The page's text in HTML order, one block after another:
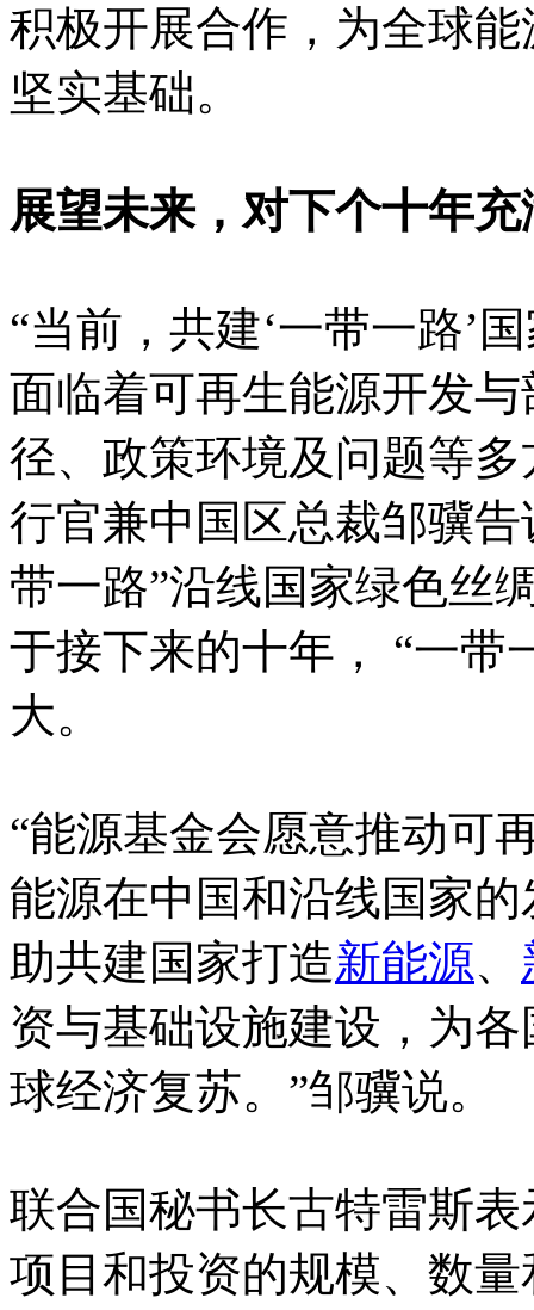
积极开展合作，为全球
坚实基础。
展望未来，对下个十年
“当前，共建‘一带一路’
面临着可再生能源开发
径、政策环境及问题等
行官兼中国区总裁邹骥
带一路”沿线国家绿色丝
于接下来的十年， “一带
大。
“能源基金会愿意推动可
能源在中国和沿线国家
助共建国家打造新能源、
资与基础设施建设，为
球经济复苏。”邹骥说。
联合国秘书长古特雷斯
项目和投资的规模、数